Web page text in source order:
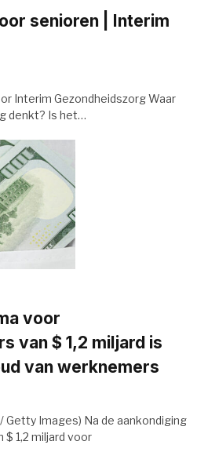
senioren | Interim
Interim Gezondheidszorg Waar
denkt? Is het…
voor
van $ 1,2 miljard is
van werknemers
Getty Images) Na de aankondiging
1,2 miljard voor